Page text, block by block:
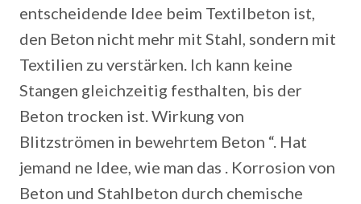
entscheidende Idee beim Textilbeton ist,
den Beton nicht mehr mit Stahl, sondern mit
Textilien zu verstärken. Ich kann keine
Stangen gleichzeitig festhalten, bis der
Beton trocken ist. Wirkung von
Blitzströmen in bewehrtem Beton “. Hat
jemand ne Idee, wie man das . Korrosion von
Beton und Stahlbeton durch chemische